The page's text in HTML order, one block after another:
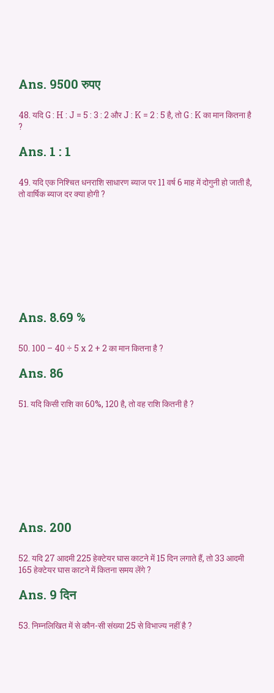
Ans. 9500 रुपए
48. यदि G : H : J = 5 : 3 : 2 और J : K = 2 : 5 है, तो G : K का मान कितना है
?
Ans. 1 : 1
49. यदि एक निश्चित धनराशि साधारण ब्याज पर 11 वर्ष 6 माह में दोगुनी हो जाती है,
तो वार्षिक ब्याज दर क्या होगी ?
Ans. 8.69 %
50. 100 – 40 ÷ 5 x 2 + 2 का मान कितना है ?
Ans. 86
51. यदि किसी राशि का 60%, 120 है, तो वह राशि कितनी है ?
Ans. 200
52. यदि 27 आदमी 225 हेक्टेयर घास काटने में 15 दिन लगाते हैं, तो 33 आदमी
165 हेक्टेयर घास काटने में कितना समय लेंगे ?
Ans. 9 दिन
53. निम्नलिखित में से कौन-सी संख्या 25 से विभाज्य नहीं है ?